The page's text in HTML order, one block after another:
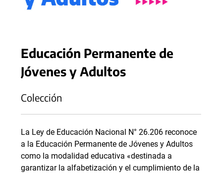
Educación Permanente de
Jóvenes y Adultos
Colección
La Ley de Educación Nacional N° 26.206 reconoce
a la Educación Permanente de Jóvenes y Adultos
como la modalidad educativa «destinada a
garantizar la alfabetización y el cumplimiento de la